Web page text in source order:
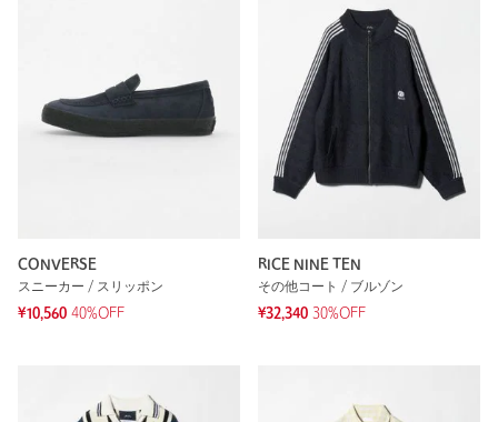
CONVERSE
スニーカー / スリッポン
¥10,560 40%OFF
RICE NINE TEN
その他コート / ブルゾン
¥32,340 30%OFF